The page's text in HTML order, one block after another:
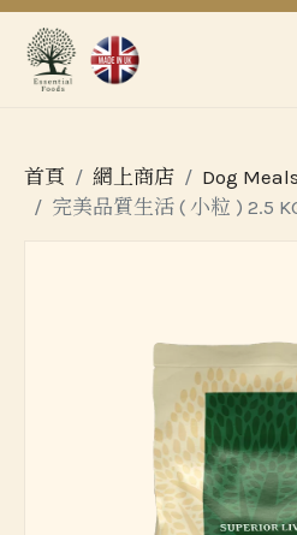
首頁 網上商店
Dog Meals
完美品質生活 ( 小粒 ) 2.5